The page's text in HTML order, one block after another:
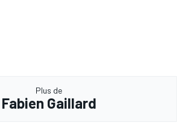
Plus de
Fabien Gaillard